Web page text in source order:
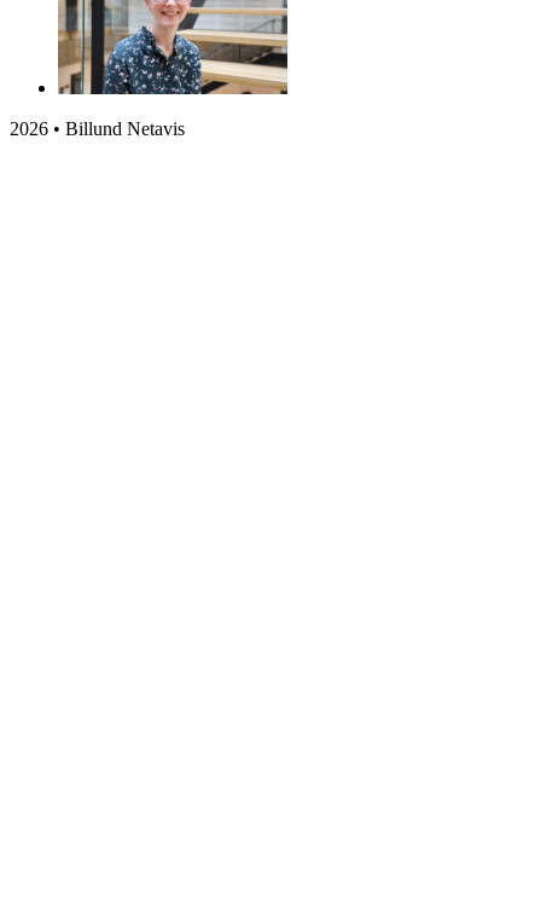
2026 • Billund Netavis